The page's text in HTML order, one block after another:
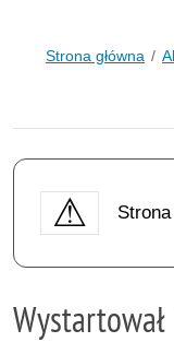
Strona główna